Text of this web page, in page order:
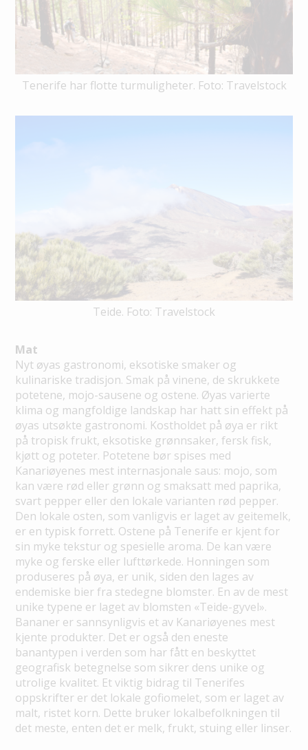
Tenerife har flotte turmuligheter. Foto: Travelstock
Teide. Foto: Travelstock
Mat
Nyt øyas gastronomi, eksotiske smaker og
kulinariske tradisjon. Smak på vinene, de skrukkete
potetene, mojo-sausene og ostene. Øyas varierte
klima og mangfoldige landskap har hatt sin effekt på
øyas utsøkte gastronomi. Kostholdet på øya er rikt
på tropisk frukt, eksotiske grønnsaker, fersk fisk,
kjøtt og poteter. Potetene bør spises med
Kanariøyenes mest internasjonale saus: mojo, som
kan være rød eller grønn og smaksatt med paprika,
svart pepper eller den lokale varianten rød pepper.
Den lokale osten, som vanligvis er laget av geitemelk,
er en typisk forrett. Ostene på Tenerife er kjent for
sin myke tekstur og spesielle aroma. De kan være
myke og ferske eller lufttørkede. Honningen som
produseres på øya, er unik, siden den lages av
endemiske bier fra stedegne blomster. En av de mest
unike typene er laget av blomsten «Teide-gyvel».
Bananer er sannsynligvis et av Kanariøyenes mest
kjente produkter. Det er også den eneste
banantypen i verden som har fått en beskyttet
geografisk betegnelse som sikrer dens unike og
utrolige kvalitet. Et viktig bidrag til Tenerifes
oppskrifter er det lokale gofiomelet, som er laget av
malt, ristet korn. Dette bruker lokalbefolkningen til
det meste, enten det er melk, frukt, stuing eller linser.